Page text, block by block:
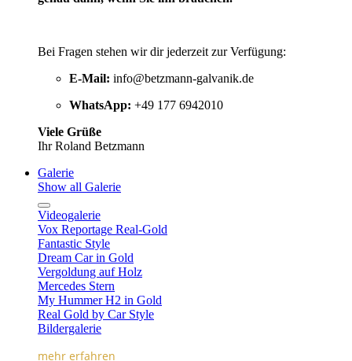
Bei Fragen stehen wir dir jederzeit zur Verfügung:
E-Mail: info@betzmann-galvanik.de
WhatsApp: +49 177 6942010
Viele Grüße
Ihr Roland Betzmann
Galerie
Show all Galerie
Videogalerie
Vox Reportage Real-Gold
Fantastic Style
Dream Car in Gold
Vergoldung auf Holz
Mercedes Stern
My Hummer H2 in Gold
Real Gold by Car Style
Bildergalerie
mehr erfahren